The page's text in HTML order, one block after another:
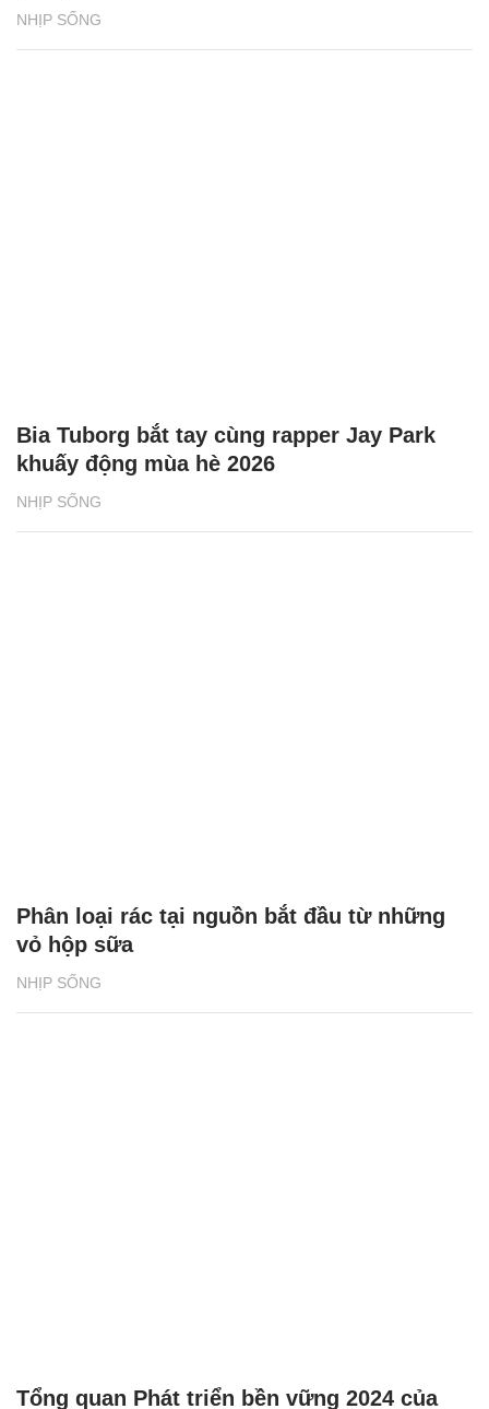
NHỊP SỐNG
NHỊP SỐNG
Bia Tuborg bắt tay cùng rapper Jay Park
khuấy động mùa hè 2026
NHỊP SỐNG
Phân loại rác tại nguồn bắt đầu từ những
vỏ hộp sữa
Tổng quan Phát triển bền vững 2024 của